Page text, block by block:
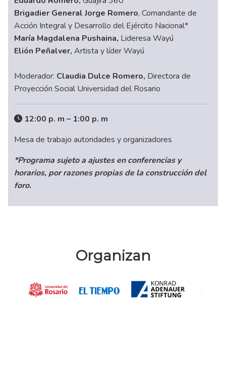
Brigadier General Jorge Romero, Comandante de
Acción Integral y Desarrollo del Ejército Nacional*
María Magdalena Pushaina, Lideresa Wayú
Elión Peñalver, Artista y líder Wayú
Moderador: Claudia Dulce Romero, Directora de
Proyección Social Universidad del Rosario
12:00 p. m – 1:00 p. m
Mesa de trabajo autoridades y organizadores
*Programa sujeto a ajustes en conferencias y
horarios, por razones propias de la construcción del
foro.
Organizan